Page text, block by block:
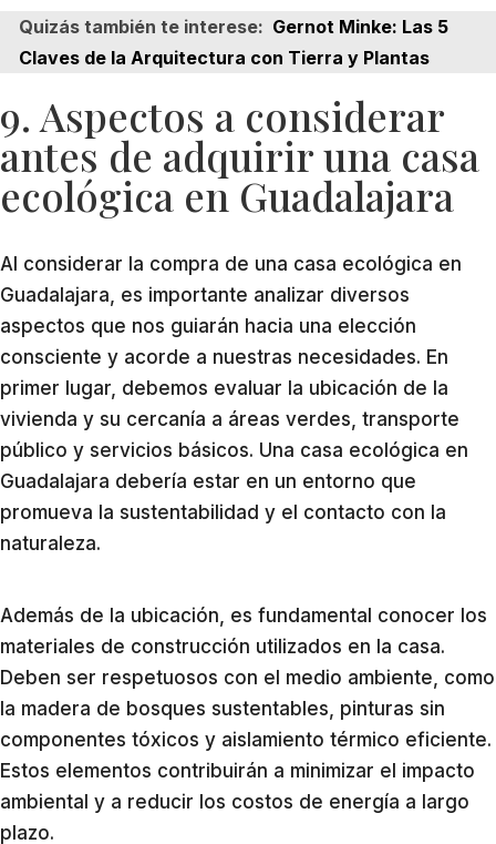
Quizás también te interese: Gernot Minke: Las 5
Claves de la Arquitectura con Tierra y Plantas
9. Aspectos a considerar
antes de adquirir una casa
ecológica en Guadalajara
Al considerar la compra de una casa ecológica en
Guadalajara, es importante analizar diversos
aspectos que nos guiarán hacia una elección
consciente y acorde a nuestras necesidades. En
primer lugar, debemos evaluar la ubicación de la
vivienda y su cercanía a áreas verdes, transporte
público y servicios básicos. Una casa ecológica en
Guadalajara debería estar en un entorno que
promueva la sustentabilidad y el contacto con la
naturaleza.
Además de la ubicación, es fundamental conocer los
materiales de construcción utilizados en la casa.
Deben ser respetuosos con el medio ambiente, como
la madera de bosques sustentables, pinturas sin
componentes tóxicos y aislamiento térmico eficiente.
Estos elementos contribuirán a minimizar el impacto
ambiental y a reducir los costos de energía a largo
plazo.